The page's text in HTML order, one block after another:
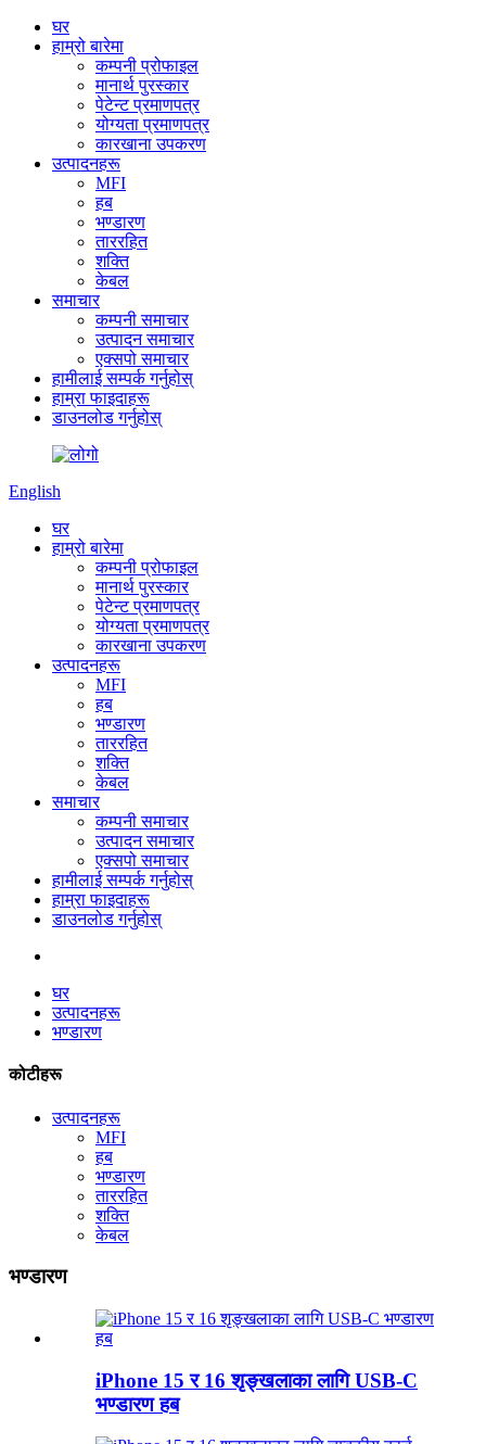
घर
हाम्रो बारेमा
कम्पनी प्रोफाइल
मानार्थ पुरस्कार
पेटेन्ट प्रमाणपत्र
योग्यता प्रमाणपत्र
कारखाना उपकरण
उत्पादनहरू
MFI
हब
भण्डारण
ताररहित
शक्ति
केबल
समाचार
कम्पनी समाचार
उत्पादन समाचार
एक्सपो समाचार
हामीलाई सम्पर्क गर्नुहोस्
हाम्रा फाइदाहरू
डाउनलोड गर्नुहोस्
English
घर
हाम्रो बारेमा
कम्पनी प्रोफाइल
मानार्थ पुरस्कार
पेटेन्ट प्रमाणपत्र
योग्यता प्रमाणपत्र
कारखाना उपकरण
उत्पादनहरू
MFI
हब
भण्डारण
ताररहित
शक्ति
केबल
समाचार
कम्पनी समाचार
उत्पादन समाचार
एक्सपो समाचार
हामीलाई सम्पर्क गर्नुहोस्
हाम्रा फाइदाहरू
डाउनलोड गर्नुहोस्
घर
उत्पादनहरू
भण्डारण
कोटीहरू
उत्पादनहरू
MFI
हब
भण्डारण
ताररहित
शक्ति
केबल
भण्डारण
iPhone 15 र 16 शृङ्खलाका लागि USB-C
भण्डारण हब